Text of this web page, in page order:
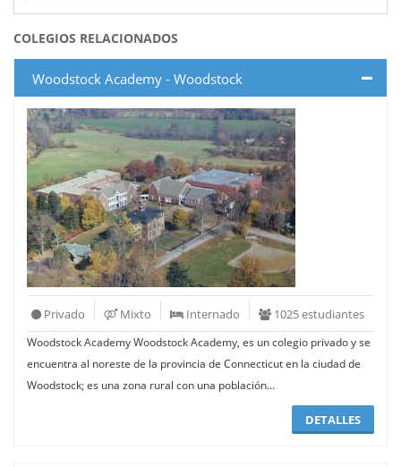
COLEGIOS RELACIONADOS
Woodstock Academy - Woodstock
Privado Mixto Internado 1025 estudiantes
Woodstock Academy Woodstock Academy, es un colegio privado y se
encuentra al noreste de la provincia de Connecticut en la ciudad de
Woodstock; es una zona rural con una población...
DETALLES